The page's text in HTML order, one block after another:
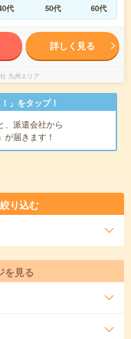
代 50代 60代
詳しく見る
九州エリア
」をタップ！
、派遣会社から
が届きます！
り込む
を見る